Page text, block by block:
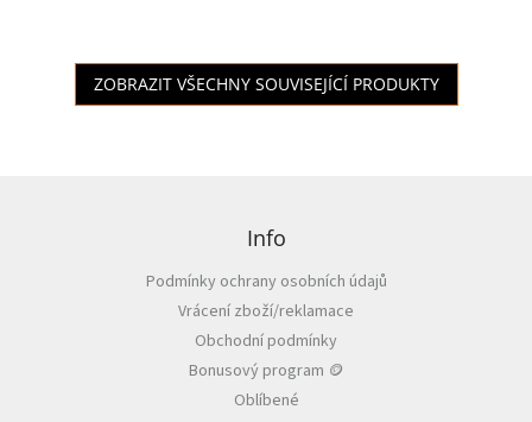
ZOBRAZIT VŠECHNY SOUVISEJÍCÍ PRODUKTY
Info
Podmínky ochrany osobních údajů
Vrácení zboží/reklamace
Obchodní podmínky
Bonusový program 🪙
Oblíbené